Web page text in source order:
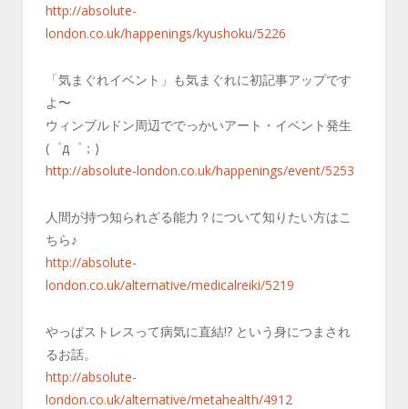
http://absolute-
london.co.uk/happenings/kyushoku/5226
「気まぐれイベント」も気まぐれに初記事アップです
よ〜
ウィンブルドン周辺ででっかいアート・イベント発生
(゜д゜；)
http://absolute-london.co.uk/happenings/event/5253
人間が持つ知られざる能力？について知りたい方はこ
ちら♪
http://absolute-
london.co.uk/alternative/medicalreiki/5219
やっぱストレスって病気に直結!? という身につまされ
るお話。
http://absolute-
london.co.uk/alternative/metahealth/4912